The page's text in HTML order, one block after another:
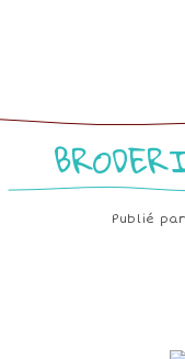
Publié par